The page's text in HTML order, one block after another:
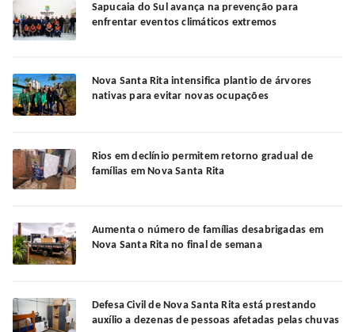
Sapucaia do Sul avança na prevenção para
enfrentar eventos climáticos extremos
Nova Santa Rita intensifica plantio de árvores
nativas para evitar novas ocupações
Rios em declínio permitem retorno gradual de
famílias em Nova Santa Rita
Aumenta o número de famílias desabrigadas em
Nova Santa Rita no final de semana
Defesa Civil de Nova Santa Rita está prestando
auxílio a dezenas de pessoas afetadas pelas chuvas